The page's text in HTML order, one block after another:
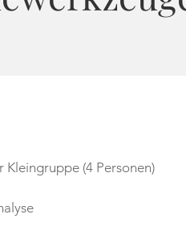
(4 Personen)